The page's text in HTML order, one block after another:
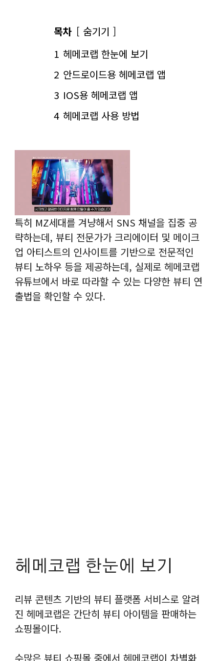
목차
숨기기
1 헤메코랩 한눈에 보기
2 안드로이드용 헤메코랩 앱
3 IOS용 헤메코랩 앱
4 헤메코랩 사용 방법
특히 MZ세대를 겨냥해서 SNS 채널을 집중 공
략하는데, 뷰티 전문가가 크리에이터 및 메이크
업 아티스트의 인사이트를 기반으로 전문적인
뷰티 노하우 등을 제공하는데, 실제로 헤메코랩
유튜브에서 바로 따라할 수 있는 다양한 뷰티 연
출법을 확인할 수 있다.
헤메코랩 한눈에 보기
리뷰 콘텐츠 기반의 뷰티 플랫폼 서비스로 알려
진 헤메코랩은 간단히 뷰티 아이템을 판매하는
쇼핑몰이다.
수많은 뷰티 쇼핑몰 중에서 헤메코랩이 차별화